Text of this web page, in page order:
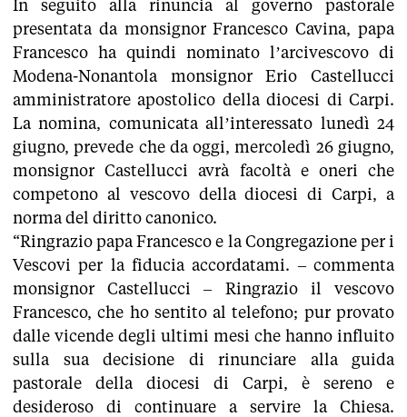
In seguito alla rinuncia al governo pastorale
presentata da monsignor Francesco Cavina, papa
Francesco ha quindi nominato l’arcivescovo di
Modena-Nonantola monsignor Erio Castellucci
amministratore apostolico della diocesi di Carpi.
La nomina, comunicata all’interessato lunedì 24
giugno, prevede che da oggi, mercoledì 26 giugno,
monsignor Castellucci avrà facoltà e oneri che
competono al vescovo della diocesi di Carpi, a
norma del diritto canonico.
“Ringrazio papa Francesco e la Congregazione per i
Vescovi per la fiducia accordatami. – commenta
monsignor Castellucci – Ringrazio il vescovo
Francesco, che ho sentito al telefono; pur provato
dalle vicende degli ultimi mesi che hanno influito
sulla sua decisione di rinunciare alla guida
pastorale della diocesi di Carpi, è sereno e
desideroso di continuare a servire la Chiesa.